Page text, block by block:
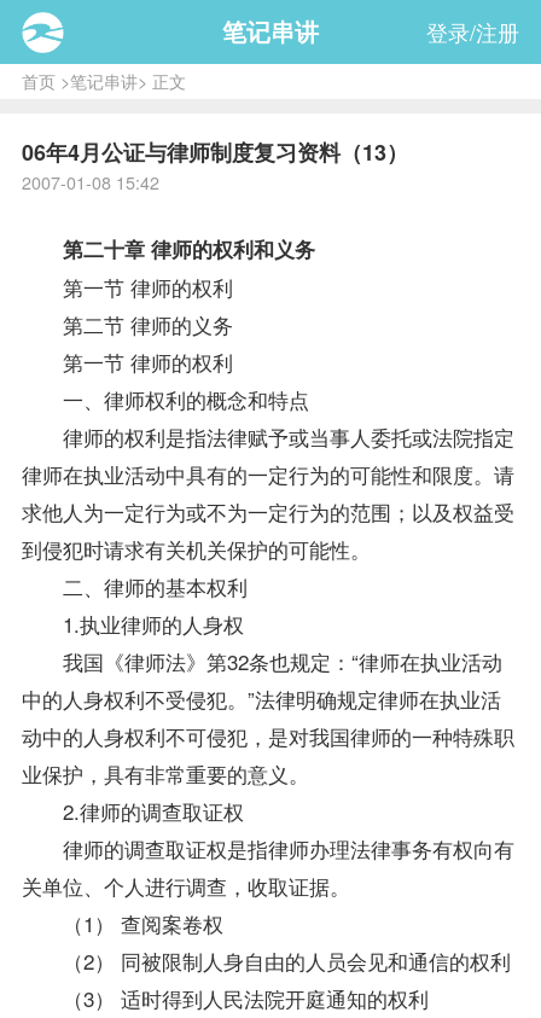
笔记串讲 登录/注册
首页>笔记串讲> 正文
06年4月公证与律师制度复习资料（13）
2007-01-08 15:42
第二十章 律师的权利和义务
第一节 律师的权利
第二节 律师的义务
第一节 律师的权利
一、律师权利的概念和特点
律师的权利是指法律赋予或当事人委托或法院指定
律师在执业活动中具有的一定行为的可能性和限度。请
求他人为一定行为或不为一定行为的范围；以及权益受
到侵犯时请求有关机关保护的可能性。
二、律师的基本权利
1.执业律师的人身权
我国《律师法》第32条也规定：“律师在执业活动
中的人身权利不受侵犯。”法律明确规定律师在执业活
动中的人身权利不可侵犯，是对我国律师的一种特殊职
业保护，具有非常重要的意义。
2.律师的调查取证权
律师的调查取证权是指律师办理法律事务有权向有
关单位、个人进行调查，收取证据。
（1） 查阅案卷权
（2） 同被限制人身自由的人员会见和通信的权利
（3） 适时得到人民法院开庭通知的权利